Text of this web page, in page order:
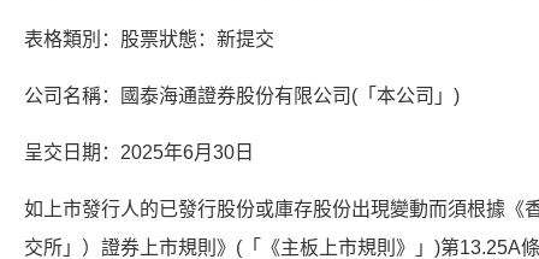
表格類別：股票狀態：新提交
公司名稱：國泰海通證券股份有限公司(「本公司」)
呈交日期：2025年6月30日
如上市發行人的已發行股份或庫存股份出現變動而須根據《
交所」）證券上市規則》(「《主板上市規則》」)第13.25A